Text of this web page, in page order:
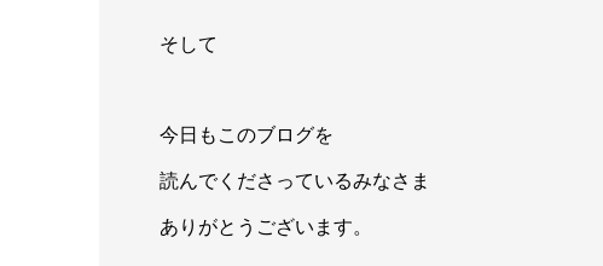
そして
今日もこのブログを
読んでくださっているみなさま
ありがとうございます。